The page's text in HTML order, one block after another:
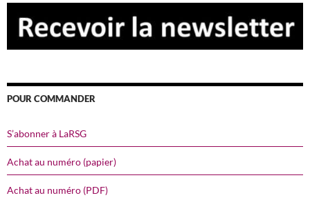
POUR COMMANDER
S’abonner à LaRSG
Achat au numéro (papier)
Achat au numéro (PDF)